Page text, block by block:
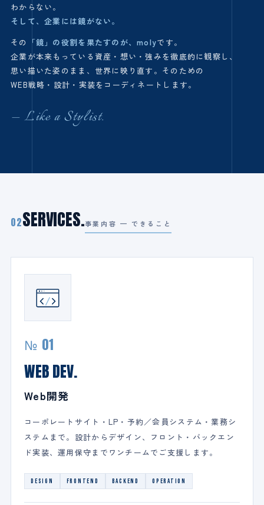
わからない。
そして、企業には鏡がない。
その 「鏡」の役割を果たすのが、molyです。
企業が本来もっている資産・想い・強みを徹底的に観察し、
思い描いた姿のまま、世界に映り直す。そのための
WEB戦略・設計・実装をコーディネートします。
— Like a Stylist.
02SERVICES.事業内容 — できること
№ 01
WEB DEV.
Web開発
コーポレートサイト・LP・予約／会員システム・業務シ
ステムまで。設計からデザイン、フロント・バックエン
ド実装、運用保守までワンチームでご支援します。
DESIGN FRONTEND BACKEND OPERATION